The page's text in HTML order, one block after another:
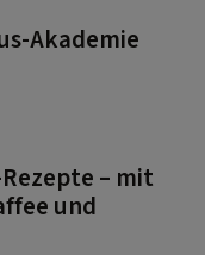
Akademie
– mit
und